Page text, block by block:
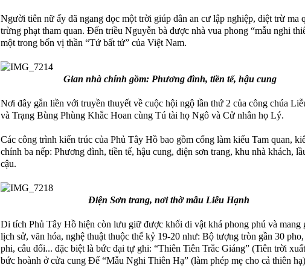
Người tiên nữ ấy đã ngang dọc một trời giúp dân an cư lập nghiệp, diệt trừ ma
trừng phạt tham quan. Đến triều Nguyễn bà được nhà vua phong “mẫu nghi
một trong bốn vị thần “Tứ bất tử” của Việt Nam.
Gian nhà chính gồm: Phương đình, tiền tế, hậu cung
Nơi đây gắn liền với truyền thuyết về cuộc hội ngộ lần thứ 2 của công chúa
và Trạng Bùng Phùng Khắc Hoan cùng Tú tài họ Ngô và Cử nhân họ Lý.
Các công trình kiến trúc của Phủ Tây Hồ bao gồm cổng làm kiểu Tam quan,
chính ba nếp: Phương đình, tiền tế, hậu cung, điện sơn trang, khu nhà khách,
cậu.
Điện Sơn trang, nơi thờ mẫu Liễu Hạnh
Di tích Phủ Tây Hồ hiện còn lưu giữ được khối di vật khá phong phú và mang
lịch sử, văn hóa, nghệ thuật thuộc thế kỷ 19-20 như: Bộ tượng tròn gần 30
phi, câu đối... đặc biệt là bức đại tự ghi: “Thiên Tiên Trắc Giáng” (Tiên trời
bức hoành ở cửa cung Đế “Mẫu Nghi Thiên Hạ” (làm phép mẹ cho cả thiên